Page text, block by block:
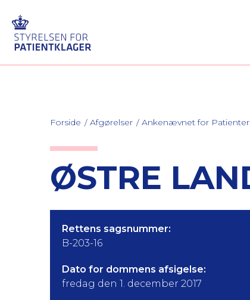
Forside Afgørelser Ankenævnet for
ØSTRE
Rettens sagsnummer:
B-203-16
Dato for dommens afsigelse:
fredag den 1. december 2017